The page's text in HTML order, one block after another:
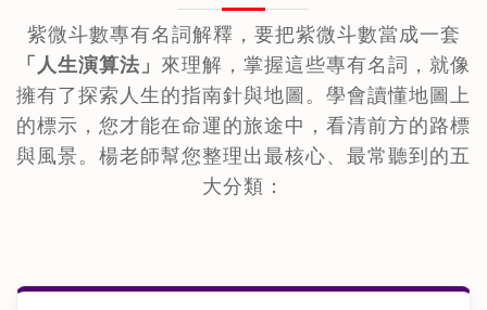
紫微斗數專有名詞解釋，要把紫微斗數當成一套
「人生演算法」 來理解，掌握這些專有名詞，就像
擁有了探索人生的指南針與地圖。學會讀懂地圖上
的標示，您才能在命運的旅途中，看清前方的路標
與風景。楊老師幫您整理出最核心、最常聽到的五
大分類：